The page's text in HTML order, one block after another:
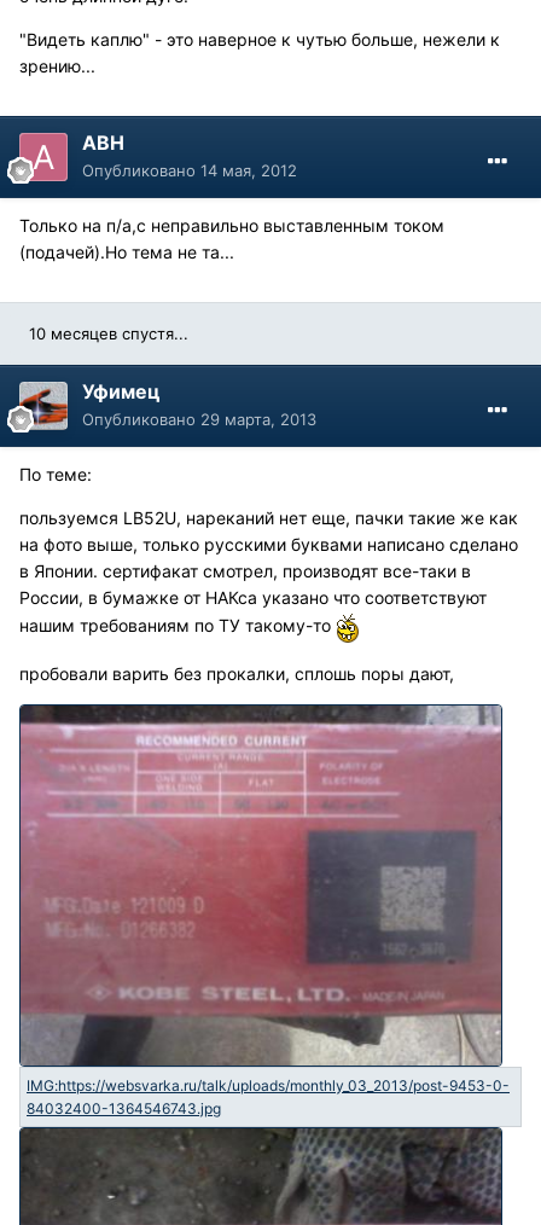
"Видеть каплю" - это наверное к чутью больше, нежели к
зрению...
АВН
Опубликовано 14 мая, 2012
Только на п/а,с неправильно выставленным током
(подачей).Но тема не та...
10 месяцев спустя...
Уфимец
Опубликовано 29 марта, 2013
По теме:
пользуемся LB52U, нареканий нет еще, пачки такие же как
на фото выше, только русскими буквами написано сделано
в Японии. сертифакат смотрел, производят все-таки в
России, в бумажке от НАКса указано что соответствуют
нашим требованиям по ТУ такому-то
пробовали варить без прокалки, сплошь поры дают,